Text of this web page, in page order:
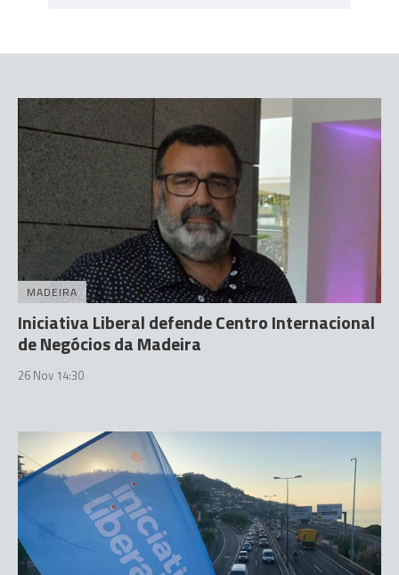
MADEIRA
Iniciativa Liberal defende Centro Internacional
de Negócios da Madeira
26 Nov 14:30